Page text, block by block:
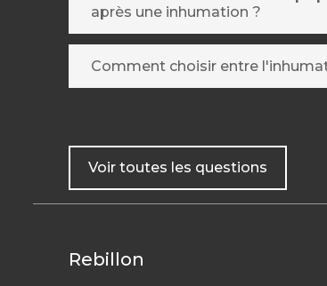
après une inhumation ?
Comment choisir entre
Voir toutes les questions
Rebillon